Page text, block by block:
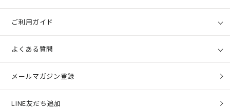
ご利用ガイド
よくある質問
メールマガジン登録
LINE友だち追加